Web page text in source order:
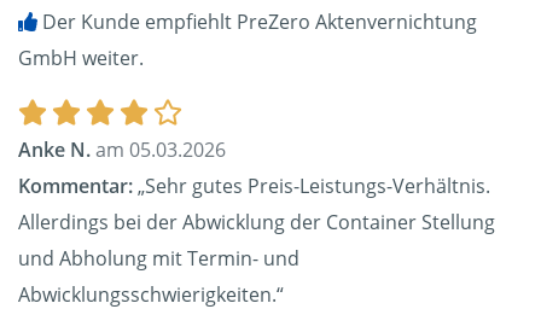
Der Kunde empfiehlt PreZero Aktenvernichtung
GmbH weiter.
Anke N.am 05.03.2026
Kommentar:„Sehr gutes Preis-Leistungs-Verhältnis.
Allerdings bei der Abwicklung der Container Stellung
und Abholung mit Termin- und
Abwicklungsschwierigkeiten.“